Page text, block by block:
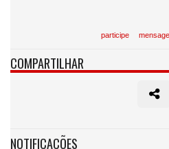
participe
COMPARTILHAR
NOTIFICAÇÕES